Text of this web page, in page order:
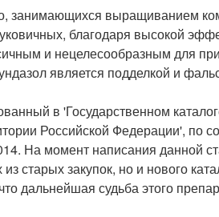
занимающихся выращиванием
благодаря высокой
и нецелесообразным для
является подделкой и
в 'Государственном
Российской Федерации', по
На момент написания данной
старых закупок, но и нового
дальнейшая судьба этого